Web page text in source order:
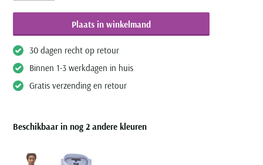
Plaats in winkelmand
30 dagen recht op retour
Binnen 1-3 werkdagen in huis
Gratis verzending en retour
Beschikbaar in nog 2 andere kleuren